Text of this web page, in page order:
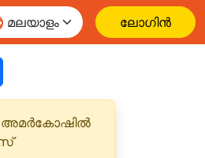
ലോഗിൻ
അമർകോഷിൽ